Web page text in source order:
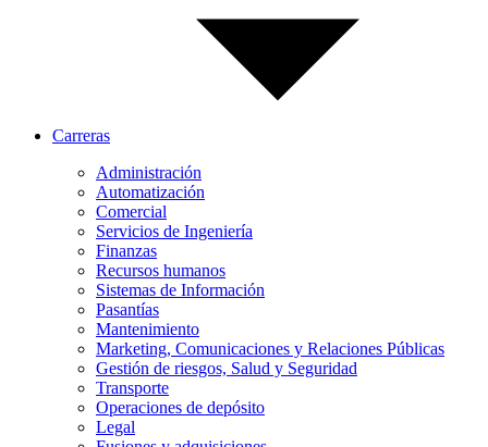
Carreras
Administración
Automatización
Comercial
Servicios de Ingeniería
Finanzas
Recursos humanos
Sistemas de Información
Pasantías
Mantenimiento
Marketing, Comunicaciones y Relaciones Públicas
Gestión de riesgos, Salud y Seguridad
Transporte
Operaciones de depósito
Legal